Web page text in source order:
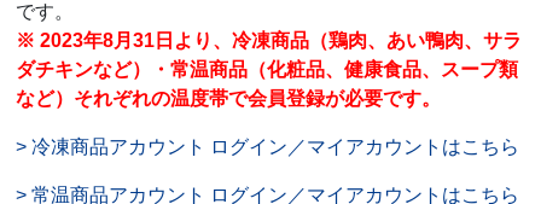
です。
※ 2023年8月31日より、冷凍商品（鶏肉、あい鴨肉、サラ
ダチキンなど）・常温商品（化粧品、健康食品、スープ類
など）それぞれの温度帯で会員登録が必要です。
> 冷凍商品アカウント ログイン／マイアカウントはこちら
> 常温商品アカウント ログイン／マイアカウントはこちら